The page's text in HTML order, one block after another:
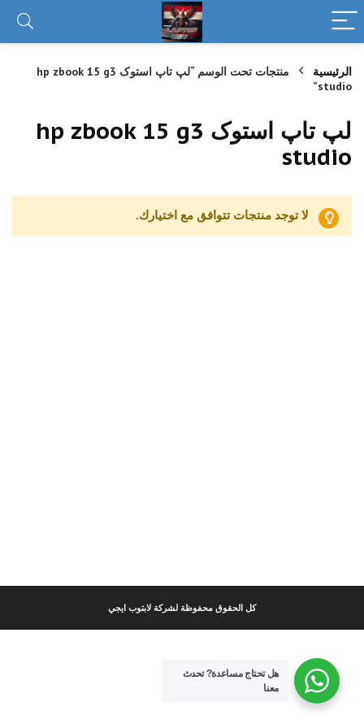
الرئيسية
منتجات تحت الوسم “لپ تاپ استوک hp zbook 15 g3
studio”
لپ تاپ استوک hp zbook 15 g3
studio
لا توجد منتجات تتوافق مع اختيارك.
كل الحقوق محفوظة لشركة لابتوب ايجي
هل تحتاج مساعدة?تحدث
معنا